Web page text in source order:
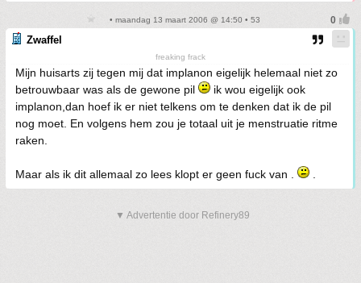
• maandag 13 maart 2006 @ 14:50 • 53
Zwaffel
freaking frack
Mijn huisarts zij tegen mij dat implanon eigelijk helemaal niet zo
betrouwbaar was als de gewone pil
ik wou eigelijk ook
implanon,dan hoef ik er niet telkens om te denken dat ik de pil
nog moet. En volgens hem zou je totaal uit je menstruatie ritme
raken.
Maar als ik dit allemaal zo lees klopt er geen fuck van .
▼ Advertentie door Refinery89